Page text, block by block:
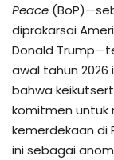
Peace
diprakarsai
Donald
awal tahun 2026
bahwa
komitmen untuk
kemerdekaan di
ini sebagai